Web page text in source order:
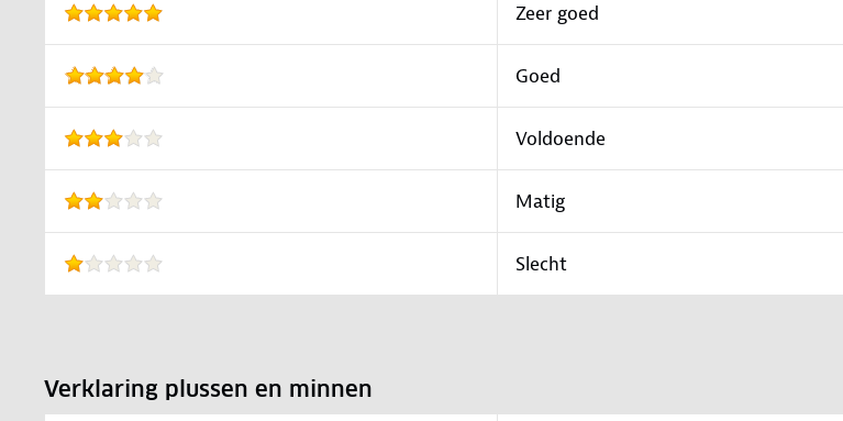
Zeer goed
Goed
Voldoende
Matig
Slecht
Verklaring plussen en minnen